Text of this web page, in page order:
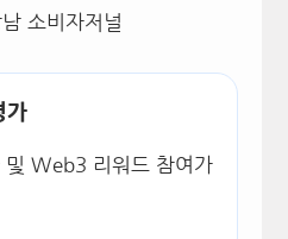
소비자저널
가
및 Web3 리워드 참여가